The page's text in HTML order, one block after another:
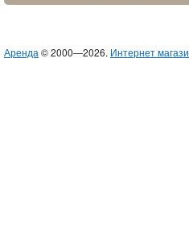
Аренда © 2000—2026. Интернет